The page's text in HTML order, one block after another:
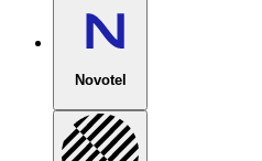
Novotel